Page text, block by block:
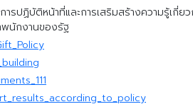
รปฏิบัติหน้าที่และการเสริมสร้างความรู้เกี่
พนักงานของรัฐ